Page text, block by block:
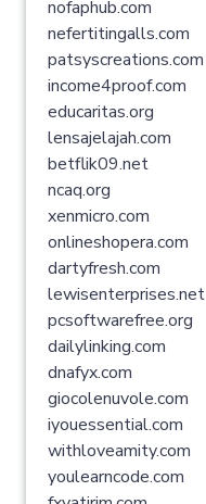
nofaphub.com
nefertitingalls.com
patsyscreations.com
income4proof.com
educaritas.org
lensajelajah.com
betflik09.net
ncaq.org
xenmicro.com
onlineshopera.com
dartyfresh.com
lewisenterprises.net
pcsoftwarefree.org
dailylinking.com
dnafyx.com
giocolenuvole.com
iyouessential.com
withloveamity.com
youlearncode.com